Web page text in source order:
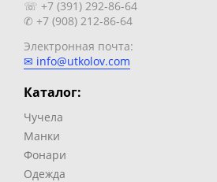
☏ +7 (391) 292-86-64
✆ +7 (908) 212-86-64
Электронная почта:
✉ info@utkolov.com
Каталог:
Чучела
Манки
Фонари
Одежда